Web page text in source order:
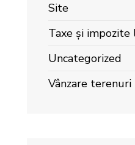
Site
Taxe și impozite
Uncategorized
Vânzare terenuri